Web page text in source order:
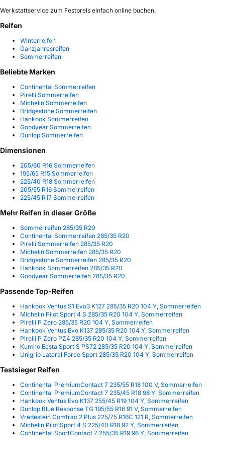
Werkstattservice zum Festpreis einfach online buchen.
Reifen
Winterreifen
Ganzjahresreifen
Sommerreifen
Beliebte Marken
Continental Sommerreifen
Pirelli Sommerreifen
Michelin Sommerreifen
Bridgestone Sommerreifen
Hankook Sommerreifen
Goodyear Sommerreifen
Dunlop Sommerreifen
Dimensionen
205/60 R16 Sommerreifen
195/65 R15 Sommerreifen
225/40 R18 Sommerreifen
205/55 R16 Sommerreifen
225/45 R17 Sommerreifen
Mehr Reifen in dieser Größe
Sommerreifen 285/35 R20
Continental Sommerreifen 285/35 R20
Pirelli Sommerreifen 285/35 R20
Michelin Sommerreifen 285/35 R20
Bridgestone Sommerreifen 285/35 R20
Hankook Sommerreifen 285/35 R20
Goodyear Sommerreifen 285/35 R20
Passende Top-Reifen
Hankook Ventus S1 Evo3 K127 285/35 R20 104 Y, Sommerreifen
Michelin Pilot Sport 4 S 285/35 R20 104 Y, Sommerreifen
Pirelli P Zero 285/35 R20 104 Y, Sommerreifen
Hankook Ventus Evo K137 285/35 R20 104 Y, Sommerreifen
Pirelli P Zero PZ4 285/35 R20 104 Y, Sommerreifen
Kumho Ecsta Sport S PS72 285/35 R20 104 Y, Sommerreifen
Unigrip Lateral Force Sport 285/35 R20 104 Y, Sommerreifen
Testsieger Reifen
Continental PremiumContact 7 235/55 R18 100 V, Sommerreifen
Continental PremiumContact 7 235/45 R18 98 Y, Sommerreifen
Hankook Ventus Evo K137 255/45 R19 104 Y, Sommerreifen
Dunlop Blue Response TG 195/55 R16 91 V, Sommerreifen
Vredestein Comtrac 2 Plus 225/75 R16C 121 R, Sommerreifen
Michelin Pilot Sport 4 S 225/40 R18 92 Y, Sommerreifen
Continental SportContact 7 255/35 R19 96 Y, Sommerreifen